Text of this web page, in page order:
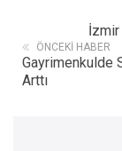
İzmir
ÖNCEKI HABER
Gayrimenkulde
Arttı